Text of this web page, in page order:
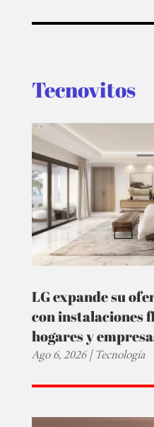
Tecnovitos
LG expande su
con instalaciones
hogares y
Ago 6, 2026|Tecnología